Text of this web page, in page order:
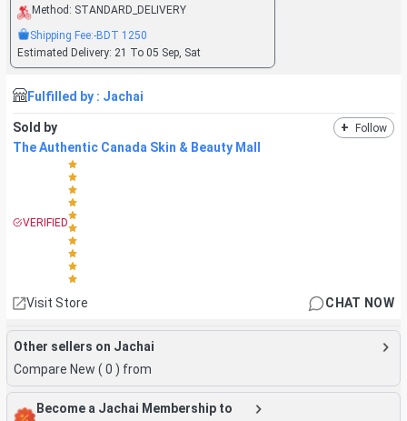
Method: STANDARD_DELIVERY
Shipping Fee:-BDT 1250
Estimated Delivery: 21 To 05 Sep, Sat
Fulfilled by : Jachai
Sold by + Follow
The Authentic Canada Skin & Beauty Mall
VERIFIED
Visit Store CHAT NOW
Other sellers on Jachai
Compare New ( 0 ) from
Become a Jachai Membership to